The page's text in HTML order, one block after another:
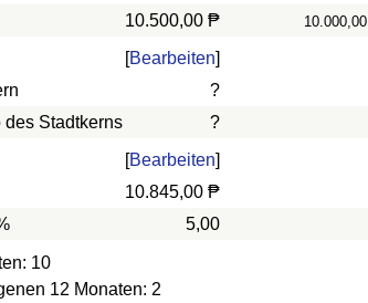
10.500,00 ₱ 10.000,00
[Bearbeiten]
?
des Stadtkerns
?
[Bearbeiten]
10.845,00 ₱
5,00
10
12 Monaten: 2